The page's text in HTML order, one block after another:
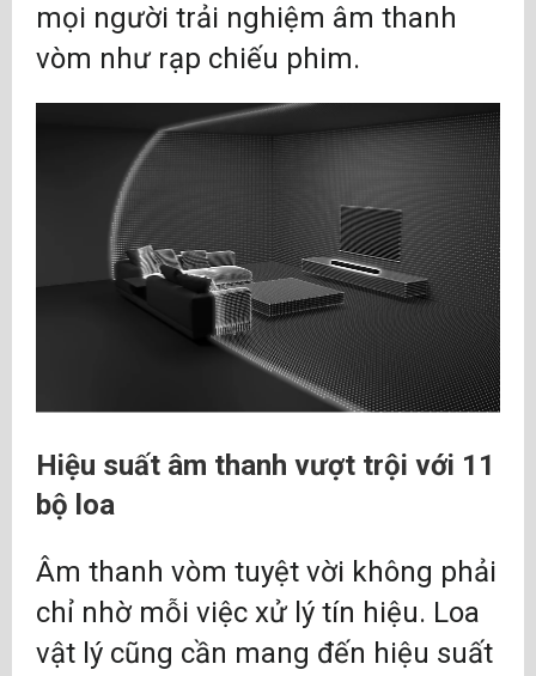
mọi người trải nghiệm âm thanh
vòm như rạp chiếu phim.
Hiệu suất âm thanh vượt trội với 11
bộ loa
Âm thanh vòm tuyệt vời không phải
chỉ nhờ mỗi việc xử lý tín hiệu. Loa
vật lý cũng cần mang đến hiệu suất